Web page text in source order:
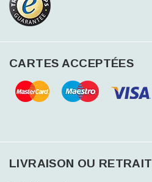
CARTES ACCEPTÉES
LIVRAISON OU RETRAIT